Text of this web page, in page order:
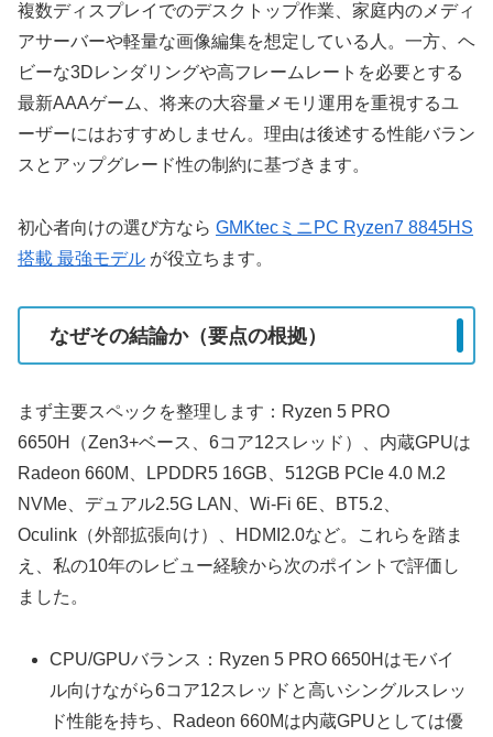
複数ディスプレイでのデスクトップ作業、家庭内のメディ
アサーバーや軽量な画像編集を想定している人。一方、ヘ
ビーな3Dレンダリングや高フレームレートを必要とする
最新AAAゲーム、将来の大容量メモリ運用を重視するユ
ーザーにはおすすめしません。理由は後述する性能バラン
スとアップグレード性の制約に基づきます。
初心者向けの選び方なら GMKtecミニPC Ryzen7 8845HS
搭載 最強モデル が役立ちます。
なぜその結論か（要点の根拠）
まず主要スペックを整理します：Ryzen 5 PRO
6650H（Zen3+ベース、6コア12スレッド）、内蔵GPUは
Radeon 660M、LPDDR5 16GB、512GB PCIe 4.0 M.2
NVMe、デュアル2.5G LAN、Wi‑Fi 6E、BT5.2、
Oculink（外部拡張向け）、HDMI2.0など。これらを踏ま
え、私の10年のレビュー経験から次のポイントで評価し
ました。
CPU/GPUバランス：Ryzen 5 PRO 6650Hはモバイ
ル向けながら6コア12スレッドと高いシングルスレッ
ド性能を持ち、Radeon 660Mは内蔵GPUとしては優